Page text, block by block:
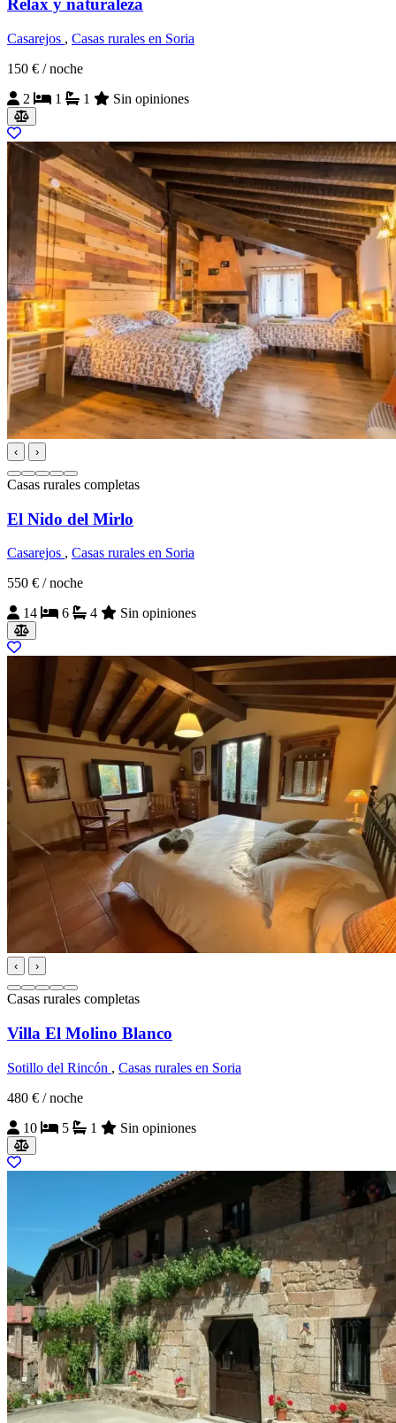
Relax y naturaleza
Casarejos , Casas rurales en Soria
150 € / noche
2
1 1 Sin opiniones
‹ ›
Casas rurales completas
El Nido del Mirlo
Casarejos , Casas rurales en Soria
550 € / noche
14
6 4 Sin opiniones
‹ ›
Casas rurales completas
Villa El Molino Blanco
Sotillo del Rincón , Casas rurales en Soria
480 € / noche
10
5 1 Sin opiniones